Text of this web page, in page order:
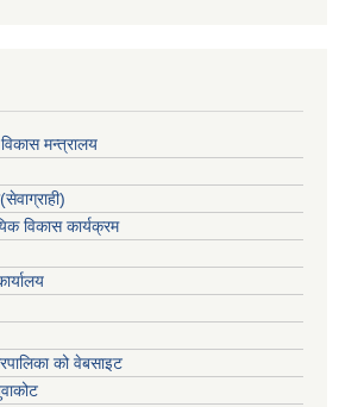
मन्त्रालय
विकास कार्यक्रम
को वेबसाइट